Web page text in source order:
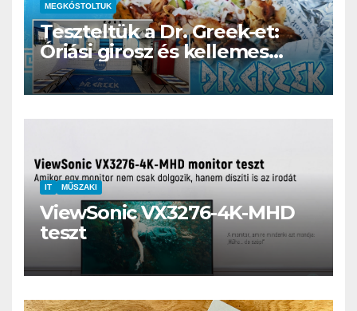
MEGKÓSTOLTUK
Teszteltük a Dr. Greek-et:
Óriási girosz és kellemes
kerthelyiség Csepel szívében
IT MŰSZAKI
ViewSonic VX3276-4K-MHD
teszt